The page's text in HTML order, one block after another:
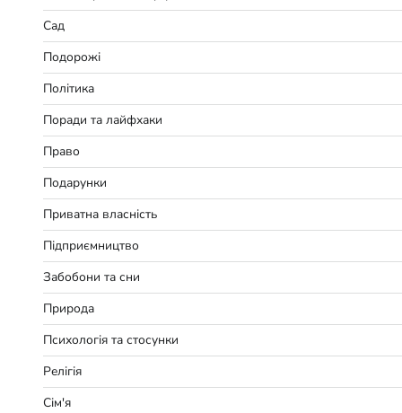
Сад
Подорожі
Політика
Поради та лайфхаки
Право
Подарунки
Приватна власність
Підприємництво
Забобони та сни
Природа
Психологія та стосунки
Релігія
Сім'я